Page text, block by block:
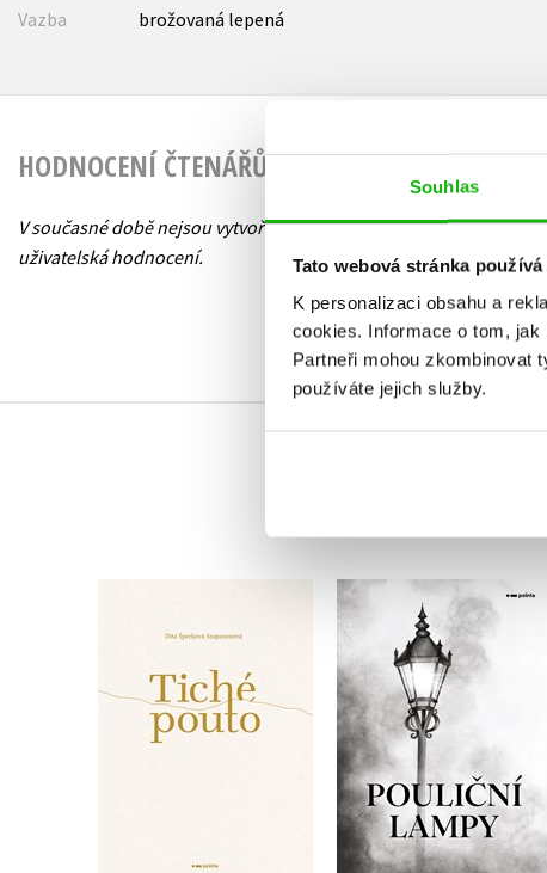
Souhlas
Tato webová stránka
K personalizaci obsahu a
cookies. Informace o tom,
Partneři mohou zkombinovat
používáte jejich služby.
Vazba brožovaná lepená
HODNOCENÍ ČTENÁŘŮ
V současné době nejsou vytvořena žádná
uživatelská hodnocení.
Szapanosová
183 Kč
Pouliční lampy
Markéta Burešová
Do košíku
199 Kč
159 Kč